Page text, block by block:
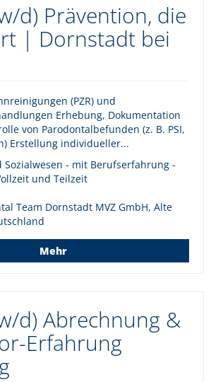
d) Prävention, die
| Dornstadt bei
(PZR) und
Erhebung, Dokumentation
von Parodontalbefunden (z. B. PSI,
Erstellung individueller...
Sozialwesen - mit Berufserfahrung -
und Teilzeit
Team Dornstadt MVZ GmbH, Alte
Mehr
d) Abrechnung &
Erfahrung